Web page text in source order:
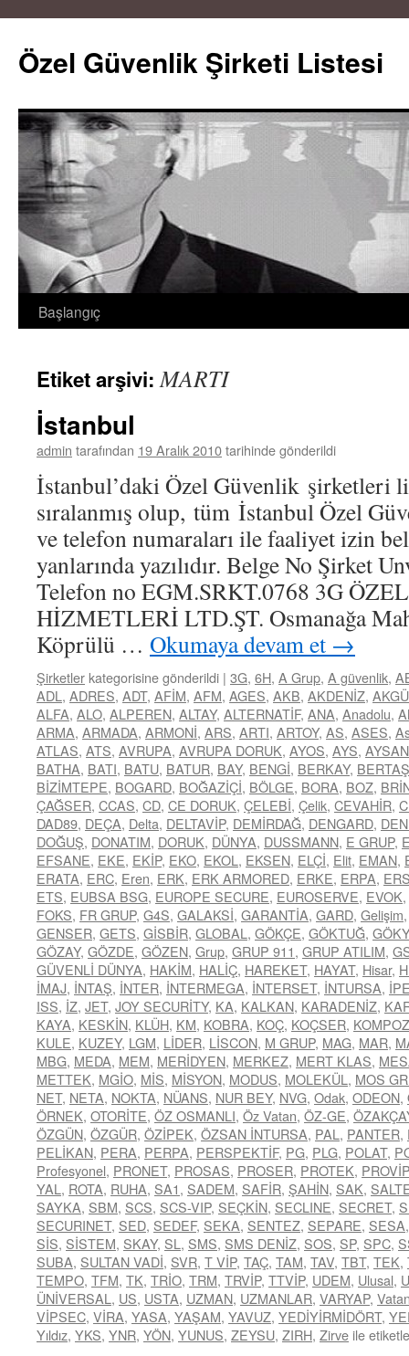
Özel Güvenlik Şirketi Listesi
İçeriğe
Başlangıç
Etiket arşivi:MARTI
İstanbul
admin tarafından 19 Aralık 2010tarihinde gönderildi
İstanbul’daki Özel Güvenlik şirketleri
sıralanmış olup, tüm İstanbul Özel
ve telefon numaraları ile faaliyet izin
yanlarında yazılıdır. Belge No Şirket
Telefon no EGM.SRKT.0768 3G
HİZMETLERİ LTD.ŞT. Osmanağa
Köprülü … Okumaya devam et →
Şirketler kategorisine gönderildi | 3G, 6H, A Grup, A güvenlik,
ADL , ADRES, ADT, AFİM, AFM, AGES, AKB, AKDENİZ,
ALFA, ALO, ALPEREN, ALTAY, ALTERNATİF, ANA, Anadolu,
ARMA, ARMADA, ARMONİ, ARS, ARTI, ARTOY, AS, ASES,
ATLAS, ATS, AVRUPA, AVRUPA DORUK, AYOS, AYS, AYSAN
BATHA, BATI, BATU, BATUR, BAY, BENGİ, BERKAY, BERTAŞ
BİZİMTEPE, BOGARD, BOĞAZİÇİ, BÖLGE, BORA, BOZ,
ÇAĞSER, CCAS, CD, CE DORUK, ÇELEBİ, Çelik, CEVAHİR,
DAD89, DEÇA, Delta, DELTAVİP, DEMİRDAĞ, DENGARD,
DOĞUŞ, DONATIM, DORUK, DÜNYA, DUSSMANN, E GRUP,
EFSANE, EKE, EKİP, EKO, EKOL , EKSEN, ELÇİ, Elit, EMAN,
ERATA, ERC, Eren, ERK, ERK ARMORED, ERKE, ERPA,
ETS, EUBSA BSG, EUROPE SECURE, EUROSERVE, EVOK,
FOKS, FR GRUP, G4S, GALAKSİ, GARANTİA, GARD, Gelişim
GENSER, GETS, GİSBİR, GLOBAL , GÖKÇE, GÖKTUĞ,
GÖZAY, GÖZDE, GÖZEN, Grup, GRUP 911, GRUP ATILIM,
GÜVENLİ DÜNYA, HAKİM, HALİÇ, HAREKET, HAYAT, Hisar,
İMAJ, İNTAŞ, İNTER, İNTERMEGA, İNTERSET, İNTURSA,
ISS, İZ, JET, JOY SECURİTY, KA, KALKAN, KARADENİZ,
KAYA, KESKİN, KLÜH, KM, KOBRA, KOÇ, KOÇSER,
KULE, KUZEY, LGM, LİDER, LİSCON, M GRUP, MAG, MAR,
MBG, MEDA, MEM, MERİDYEN, MERKEZ, MERT KLAS,
METTEK, MGİO, MİS, MİSYON, MODUS, MOLEKÜL , MOS
NET, NETA, NOKTA, NÜANS, NUR BEY, NVG, Odak, ODEON,
ÖRNEK, OTORİTE, ÖZ OSMANLI, Öz Vatan, ÖZ-GE,
ÖZGÜN, ÖZGÜR, ÖZİPEK, ÖZSAN İNTURSA, PAL , PANTER,
PELİKAN, PERA, PERPA, PERSPEKTİF, PG, PLG, POLAT,
Profesyonel, PRONET, PROSAS, PROSER, PROTEK, PROVİP
YAL , ROTA, RUHA, SA1, SADEM, SAFİR, ŞAHİN, SAK,
SAYKA, SBM, SCS, SCS-VIP, SEÇKİN, SECLINE, SECRET,
SECURINET, SED, SEDEF, SEKA, SENTEZ, SEPARE, SESA
SİS, SİSTEM, SKAY, SL , SMS, SMS DENİZ, SOS, SP, SPC,
SUBA, SULTAN VADİ, SVR, T VİP, TAÇ, TAM, TAV, TBT, TEK,
TEMPO, TFM, TK, TRİO, TRM, TRVİP, TTVİP, UDEM, Ulusal,
ÜNİVERSAL , US, USTA, UZMAN, UZMANLAR, VARYAP,
VİPSEC, VİRA, YASA, YAŞAM, YAVUZ, YEDİYİRMİDÖRT,
Yıldız, YKS, YNR, YÖN, YUNUS, ZEYSU, ZIRH, Zirve ile